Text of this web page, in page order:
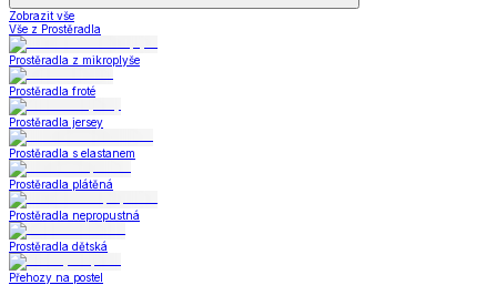
Zobrazit vše
Vše z Prostěradla
Prostěradla z mikroplyše
Prostěradla froté
Prostěradla jersey
Prostěradla s elastanem
Prostěradla plátěná
Prostěradla nepropustná
Prostěradla dětská
Přehozy na postel